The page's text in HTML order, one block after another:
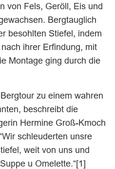
von Fels, Geröll, Eis und
Bergtauglich
besohlten Stiefel, indem
ihrer Erfindung, mit
Montage ging durch die
zu einem wahren
beschreibt die
Hermine Groß-Kmoch
schleuderten unsre
weit von uns und
u Omelette.“[1]